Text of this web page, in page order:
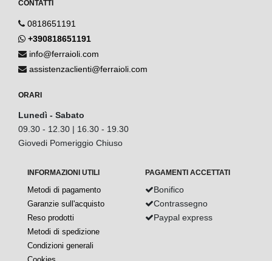
CONTATTI
0818651191
+390818651191
info@ferraioli.com
assistenzaclienti@ferraioli.com
ORARI
Lunedì - Sabato
09.30 - 12.30 | 16.30 - 19.30
Giovedi Pomeriggio Chiuso
INFORMAZIONI UTILI
Metodi di pagamento
Garanzie sull'acquisto
Reso prodotti
Metodi di spedizione
Condizioni generali
PAGAMENTI ACCETTATI
Bonifico
Contrassegno
Paypal express